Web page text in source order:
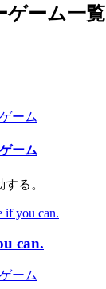
ゲーム一覧
ーム
ーム
る。
can.
ーム